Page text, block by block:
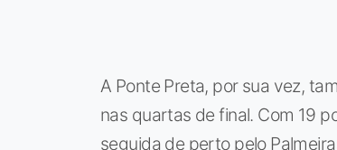
A Ponte Preta, por sua vez,
nas quartas de final. Com 19
seguida de perto pelo